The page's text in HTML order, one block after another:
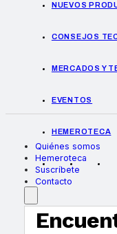
NUEVOS
CONSEJOS
MERCADOS Y
EVENTOS
HEMEROTECA
Quiénes somos
Hemeroteca
Suscríbete
Contacto